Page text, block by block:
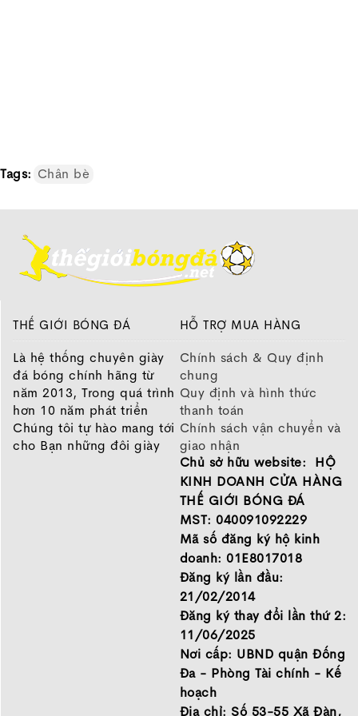
Về cơ bản, những đôiNike premiermang thiết kế của
một đôi giày da đậm tính truyền thống, không công
nghệ, không màu sắc nổi bật giống như những gì cả
thế giới đã được thấy ở những đôi giày da thật đã làm
mưa làm gió năm 1984. Với phiên bản gần đây nhất
được ra mắt, điểm nhấn đến từ đường may và một
chút sự thay đổi nhỏ ở khu vực lưỡi gà. Về phần đế,
có lẽ không có quá nhiều chi tiết mang tính đột phá.
Thiết kế thân giày cũng vậy, không phải điều gì đó
quá xa lạ với các fan của những đôi giày bóng đá da
thật, đó là thiết kế da nguyên tấm được qua xử lí công
nghiệp để tăng độ bền, độ dẻo dai cũng như tối ưu
hơn về độ dày. Ngoài ra, một chút điểm nhấn nhỏ đến
từ đường khâu trên upper, vừa giúp tạo điểm nhấn
trên thân giày, vừa có tác dụng giúp chất liệu da có
thể giữ form và không bị bai đi quá nhiều qua thời
Tags: Chân bè
THẾ GIỚI BÓNG ĐÁ
Là hệ thống chuyên giày
đá bóng chính hãng từ
năm 2013, Trong quá trình
hơn 10 năm phát triển
Chúng tôi tự hào mang tới
cho Bạn những đôi giày
HỖ TRỢ MUA HÀNG
Chính sách & Quy định
chung
Quy định và hình thức
thanh toán
Chính sách vận chuyển và
giao nhận
Chính sách bảo hành
Chính sách bảo mật thông
tin
Chủ sở hữu website: HỘ
KINH DOANH CỬA HÀNG
THẾ GIỚI BÓNG ĐÁ
MST: 040091092229
Mã số đăng ký hộ kinh
doanh: 01E8017018
Đăng ký lần đầu:
21/02/2014
Đăng ký thay đổi lần thứ 2:
11/06/2025
Nơi cấp: UBND quận Đống
Đa - Phòng Tài chính - Kế
hoạch
Địa chỉ: Số 53-55 Xã Đàn,